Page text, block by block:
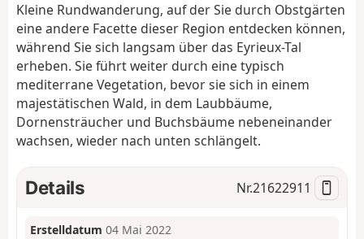
a
t
Kleine Rundwanderung, auf der Sie durch Obstgärten
eine andere Facette dieser Region entdecken können,
während Sie sich langsam über das Eyrieux-Tal
erheben. Sie führt weiter durch eine typisch
mediterrane Vegetation, bevor sie sich in einem
majestätischen Wald, in dem Laubbäume,
Dornensträucher und Buchsbäume nebeneinander
wachsen, wieder nach unten schlängelt.
Details Nr.21622911
Erstelldatum 04 Mai 2022